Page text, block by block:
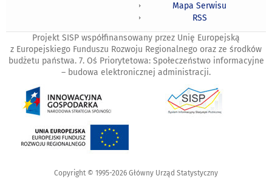
Mapa Serwisu
RSS
Projekt SISP współfinansowany przez Unię Europejską
z Europejskiego Funduszu Rozwoju Regionalnego oraz ze środków
budżetu państwa. 7. Oś Priorytetowa: Społeczeństwo informacyjne
– budowa elektronicznej administracji.
Copyright © 1995-2026 Główny Urząd Statystyczny